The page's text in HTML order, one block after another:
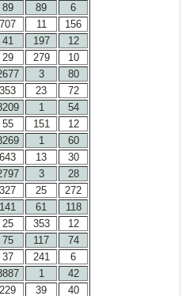
89 89
6
707 11
156
41 197
12
29 279
10
3
80
353 23
72
1
54
55 151
12
1
60
643 13
30
3
28
327 25
272
141 61
118
25 353
12
75 117
74
37 241
6
1
42
229 39
40